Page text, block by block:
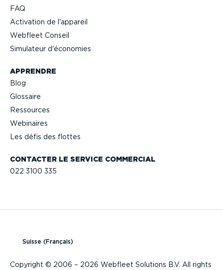
CONTACTER LE SERVICE COMMERCIAL
022 3100 335
FAQ
Activation de l'appareil
Webfleet Conseil
Simulateur d'économies
APPRENDRE
Blog
Glossaire
Ressources
Webinaires
Les défis des flottes
Copyright © 2006 – 2026 Webfleet Solutions B.V. All rights
Suisse (Français)